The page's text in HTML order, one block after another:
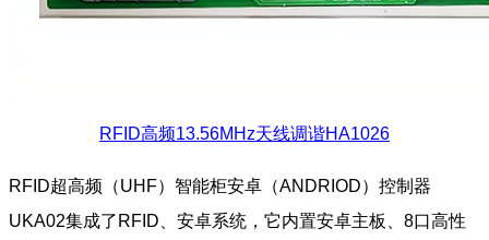
RFID高频13.56MHz天线调谐HA1026
RFID超高频（UHF）智能柜安卓（ANDRIOD）控制器
UKA02集成了RFID、安卓系统，它内置安卓主板、8口高性